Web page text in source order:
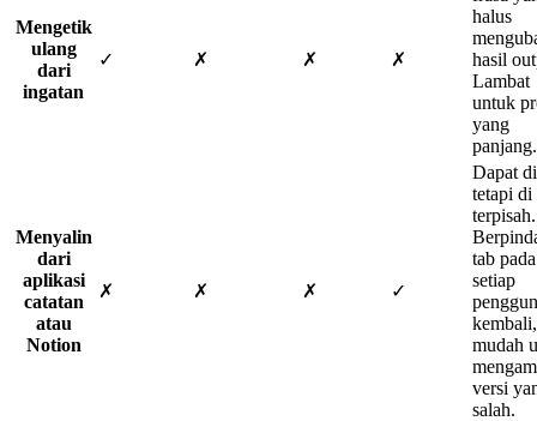
Mengetik
ulang
dari
ingatan
✓ ✗ ✗ ✗
halus
hasil
Lambat
untuk
yang
panjang.
Menyalin
dari
aplikasi
catatan
atau
Notion
✗ ✗ ✗ ✓
Dapat
tetapi di
terpisah.
tab pada
setiap
kembali,
mudah
versi
salah.